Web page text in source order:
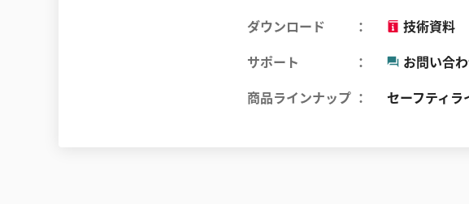
ダウンロード 技術資料
サポート
お問い合
商品ラインナップ
セーフティラ